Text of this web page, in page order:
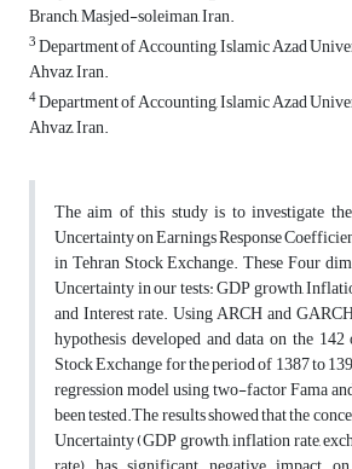
Branch, Masjed-soleiman, Iran.
3Department of Accounting, Islamic Azad
Ahvaz, Iran.
4Department of Accounting, Islamic Azad
Ahvaz, Iran.
The aim of this study is to investigate
Uncertainty on Earnings Response
in Tehran Stock Exchange. These Four
Uncertainty in our tests: GDP growth,
and Interest rate. Using ARCH and
hypothesis developed and data on the
Stock Exchange for the period of 1387 to
regression model using two-factor Fama
been tested.The results showed that the
Uncertainty (GDP growth, inflation rate,